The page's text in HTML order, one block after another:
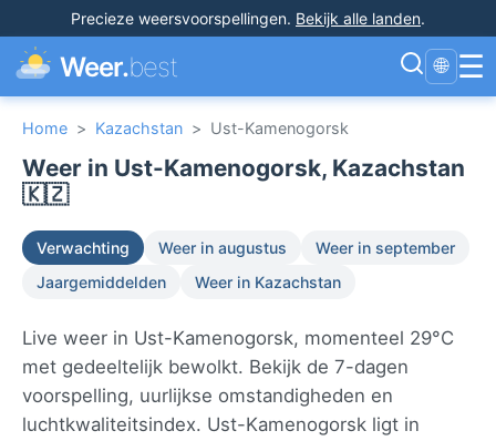
Precieze weersvoorspellingen. Bekijk alle landen.
Weer.best 🌐 ☰
Home > Kazachstan > Ust-Kamenogorsk
Weer in Ust-Kamenogorsk, Kazachstan
🇰🇿
Verwachting Weer in augustus
Weer in september
Jaargemiddelden
Weer in Kazachstan
Live weer in Ust-Kamenogorsk, momenteel 29°C
met gedeeltelijk bewolkt. Bekijk de 7-dagen
voorspelling, uurlijkse omstandigheden en
luchtkwaliteitsindex. Ust-Kamenogorsk ligt in